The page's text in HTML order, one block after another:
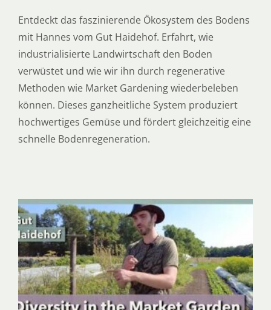
Entdeckt das faszinierende Ökosystem des Bodens
mit Hannes vom Gut Haidehof. Erfahrt, wie
industrialisierte Landwirtschaft den Boden
verwüstet und wie wir ihn durch regenerative
Methoden wie Market Gardening wiederbeleben
können. Dieses ganzheitliche System produziert
hochwertiges Gemüse und fördert gleichzeitig eine
schnelle Bodenregeneration.